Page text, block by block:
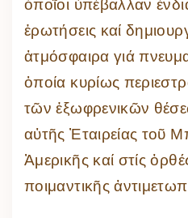
ὁποῖοι ὐπέβαλλαν
ἐρωτήσεις καί
ἀτμόσφαιρα γιά
ὁποία κυρίως
τῶν ἐξωφρενικῶν
αὐτῆς Ἐταιρείας τοῦ
Ἀμερικῆς καί στίς
ποιμαντικῆς